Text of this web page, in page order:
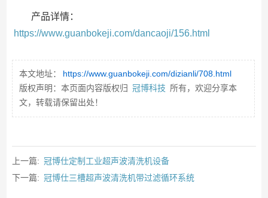
产品详情：
https://www.guanbokeji.com/dancaoji/156.html
本文地址：
https://www.guanbokeji.com/dizianli/708.html
版权声明：本页面内容版权归 冠博科技 所有，欢迎分享本
文，转载请保留出处！
上一篇: 冠博仕定制工业超声波清洗机设备
下一篇: 冠博仕三槽超声波清洗机带过滤循环系统